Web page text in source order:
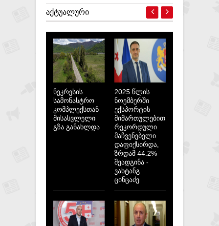
ᲐᲥᲢᲣᲐᲚᲣᲠᲘ
ნეკრესის
სამონასტრო
კომპლექსთან
მისასვლელი
გზა განახლდა
2025 წლის
ნოემბერში
ექსპორტის
მიმართულებით
რეკორდული
მაჩვენებელი
დაფიქსირდა,
ზრდამ 44.2%
შეადგინა -
ვახტანგ
ცინცაძე